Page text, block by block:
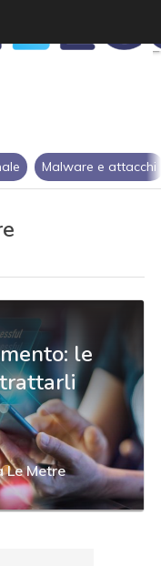
Malware e attacchi
le
trattarli
Le Metre